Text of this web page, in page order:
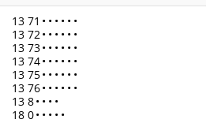
13 71 • • • • • •
13 72• • • • • •
13 73• • • • • •
13 74• • • • • •
13 75• • • • • •
13 76• • • • • •
13 8• • • •
18 0• • • • •